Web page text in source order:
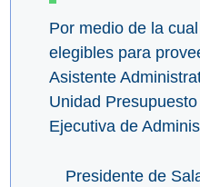
Por medio de la
elegibles para
Asistente
Unidad
Ejecutiva de
Presidente de